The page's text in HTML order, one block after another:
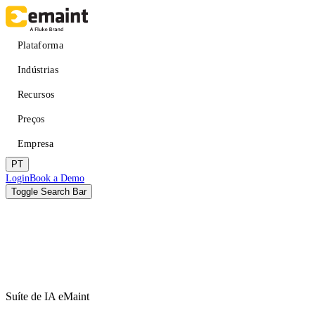
Passar
para
conteúdo
Main
navigation
Plataforma
Melhorar o tempo de atividade
Indústrias
Recursos
APRENDER
Preços
Empresa
Empresa
PT
Header
CTA
LoginBook a Demo
Toggle Search Bar
Suíte de IA eMaint